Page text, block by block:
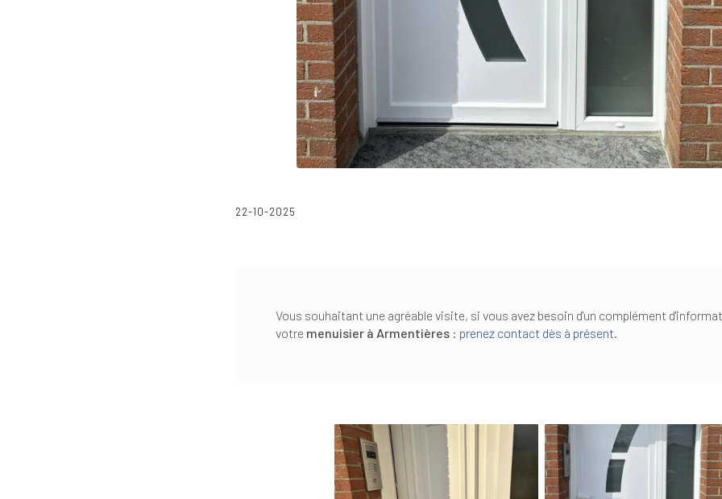
22-10-2025
Vous souhaitant une agréable visite, si vous avez besoin d'un complément
votre menuisier à Armentières : prenez contact dès à présent.